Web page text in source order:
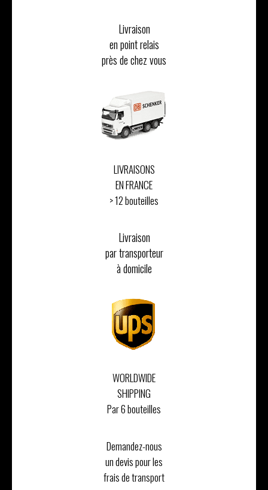
Livraison
en point relais
près de chez vous
LIVRAISONS
EN FRANCE
> 12 bouteilles
Livraison
par transporteur
à domicile
WORLDWIDE
SHIPPING
Par 6 bouteilles
Demandez-nous
un devis pour les
frais de transport